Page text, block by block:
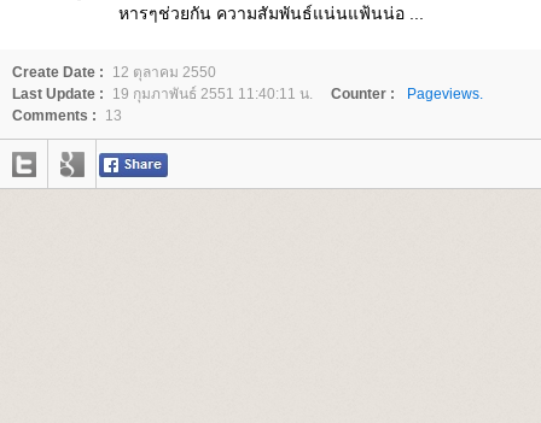
หารๆช่วยกัน ความสัมพันธ์แน่นแฟ้นน่อ ...
Create Date :
12 ตุลาคม 2550
Last Update :
19 กุมภาพันธ์ 2551 11:40:11 น. Counter :
Pageviews.
Comments :
13